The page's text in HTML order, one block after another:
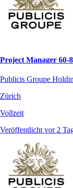
Project Manager 60-
Publicis Groupe
Zürich
Vollzeit
Veröffentlicht vor 2